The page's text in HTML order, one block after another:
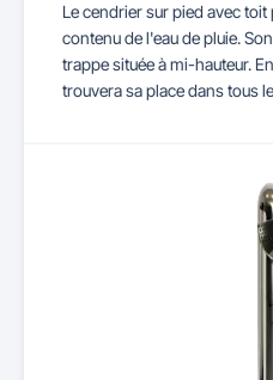
Le cendrier sur pied avec
contenu de l'eau de pluie.
trappe située à mi-hauteur.
trouvera sa place dans tous